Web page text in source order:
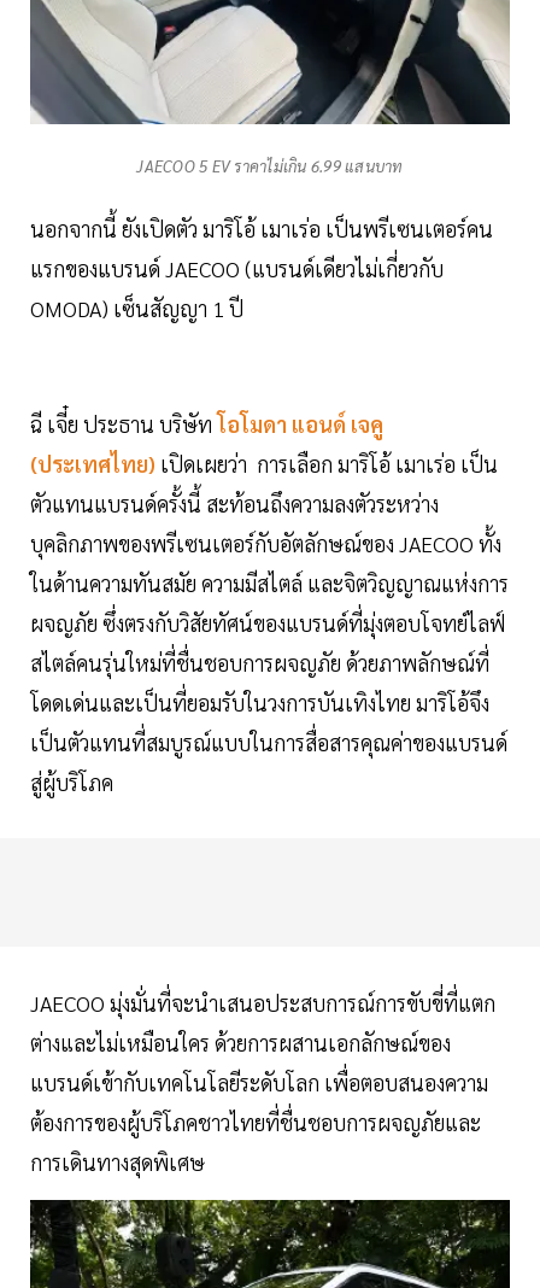
JAECOO 5 EV ราคาไม่เกิน 6.99 แสนบาท
นอกจากนี้ ยังเปิดตัว มาริโอ้ เมาเร่อ เป็นพรีเซนเตอร์คน
แรกของแบรนด์ JAECOO (แบรนด์เดียวไม่เกี่ยวกับ
OMODA) เซ็นสัญญา 1 ปี
ฉี เจี๋ย ประธาน บริษัทโอโมดา แอนด์ เจคู
(ประเทศไทย) เปิดเผยว่า การเลือก มาริโอ้ เมาเร่อ เป็น
ตัวแทนแบรนด์ครั้งนี้ สะท้อนถึงความลงตัวระหว่าง
บุคลิกภาพของพรีเซนเตอร์กับอัตลักษณ์ของ JAECOO ทั้ง
ในด้านความทันสมัย ความมีสไตล์ และจิตวิญญาณแห่งการ
ผจญภัย ซึ่งตรงกับวิสัยทัศน์ของแบรนด์ที่มุ่งตอบโจทย์ไลฟ์
สไตล์คนรุ่นใหม่ที่ชื่นชอบการผจญภัย ด้วยภาพลักษณ์ที่
โดดเด่นและเป็นที่ยอมรับในวงการบันเทิงไทย มาริโอ้จึง
เป็นตัวแทนที่สมบูรณ์แบบในการสื่อสารคุณค่าของแบรนด์
สู่ผู้บริโภค
JAECOO มุ่งมั่นที่จะนำเสนอประสบการณ์การขับขี่ที่แตก
ต่างและไม่เหมือนใคร ด้วยการผสานเอกลักษณ์ของ
แบรนด์เข้ากับเทคโนโลยีระดับโลก เพื่อตอบสนองความ
ต้องการของผู้บริโภคชาวไทยที่ชื่นชอบการผจญภัยและ
การเดินทางสุดพิเศษ